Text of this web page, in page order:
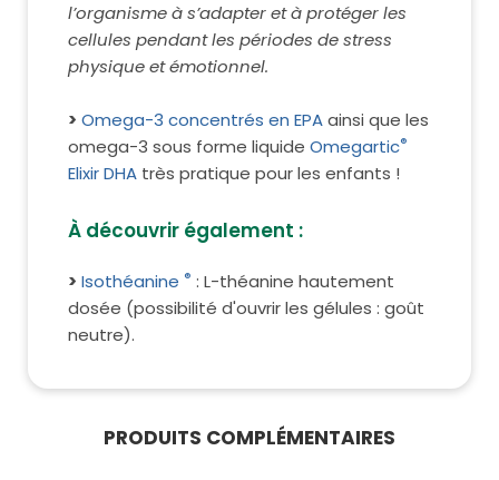
l’organisme à s’adapter et à protéger les
cellules pendant les périodes de stress
physique et émotionnel.
> Omega-3 concentrés en EPAainsi que les
omega-3 sous forme liquide Omegartic®
Elixir DHA très pratique pour les enfants !
À découvrir également :
> Isothéanine ® : L-théanine hautement
dosée (possibilité d'ouvrir les gélules : goût
neutre).
PRODUITS COMPLÉMENTAIRES